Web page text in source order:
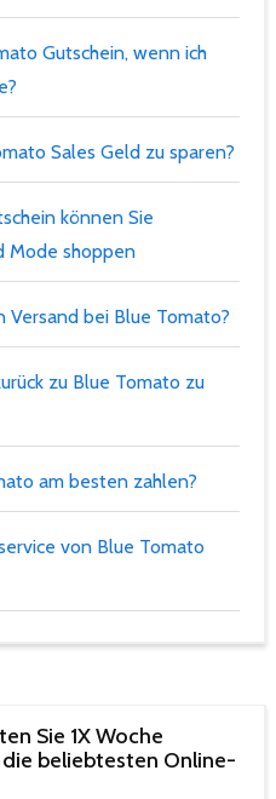
Gutschein, wenn ich
Sales Geld zu sparen?
können Sie
Mode shoppen
bei Blue Tomato?
zu Blue Tomato zu
am besten zahlen?
von Blue Tomato
Sie 1X Woche
beliebtesten Online-